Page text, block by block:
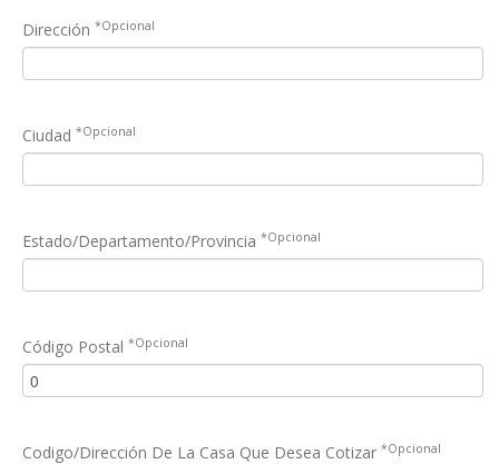
Dirección *Opcional
Ciudad *Opcional
Estado/Departamento/Provincia *Opcional
Código Postal *Opcional
Codigo/Dirección De La Casa Que Desea Cotizar *Opcional